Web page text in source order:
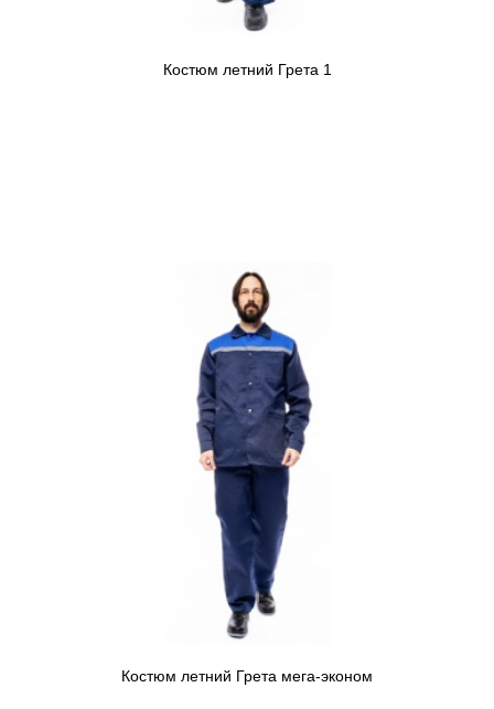
Костюм летний Грета 1
Костюм летний Грета мега-эконом